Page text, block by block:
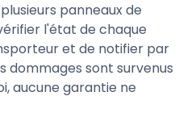
panneaux de
l'état de chaque
et de notifier par
dommages sont survenus
aucune garantie ne